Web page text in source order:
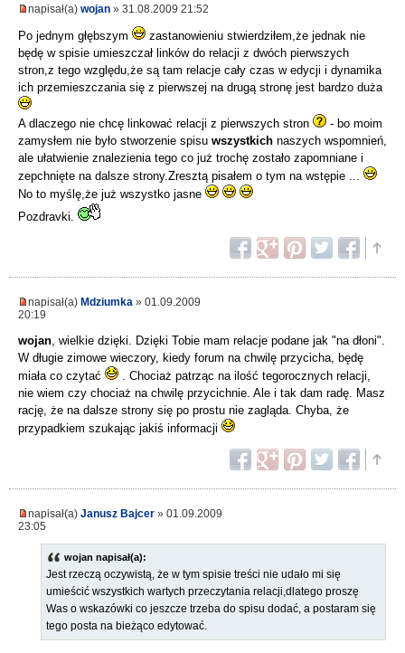
napisał(a) wojan » 31.08.2009 21:52
Po jednym głębszym
zastanowieniu stwierdziłem,że jednak nie
będę w spisie umieszczał linków do relacji z dwóch pierwszych
stron,z tego względu,że są tam relacje cały czas w edycji i dynamika
ich przemieszczania się z pierwszej na drugą stronę jest bardzo duża
A dlaczego nie chcę linkować relacji z pierwszych stron
- bo moim
zamysłem nie było stworzenie spisu wszystkich naszych wspomnień,
ale ułatwienie znalezienia tego co już trochę zostało zapomniane i
zepchnięte na dalsze strony.Zresztą pisałem o tym na wstępie ...
No to myślę,że już wszystko jasne
Pozdravki.
napisał(a) Mdziumka » 01.09.2009
20:19
wojan, wielkie dzięki. Dzięki Tobie mam relacje podane jak "na dłoni".
W długie zimowe wieczory, kiedy forum na chwilę przycicha, będę
miała co czytać
. Chociaż patrząc na ilość tegorocznych relacji,
nie wiem czy chociaż na chwilę przycichnie. Ale i tak dam radę. Masz
rację, że na dalsze strony się po prostu nie zagląda. Chyba, że
przypadkiem szukając jakiś informacji
napisał(a) Janusz Bajcer » 01.09.2009
23:05
wojan napisał(a):
Jest rzeczą oczywistą, że w tym spisie treści nie udało mi się
umieścić wszystkich wartych przeczytania relacji,dlatego proszę
Was o wskazówki co jeszcze trzeba do spisu dodać, a postaram się
tego posta na bieżąco edytować.